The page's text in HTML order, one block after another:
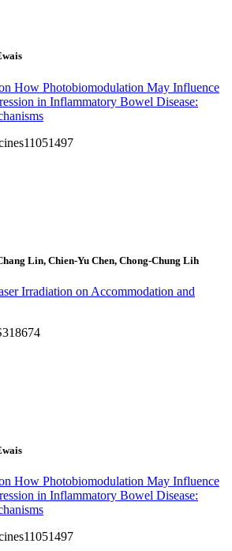
How Photobiomodulation May Influence
in Inflammatory Bowel Disease:
Lin, Chien-Yu Chen, Chong-Chung Lih
Irradiation on Accommodation and
How Photobiomodulation May Influence
in Inflammatory Bowel Disease: